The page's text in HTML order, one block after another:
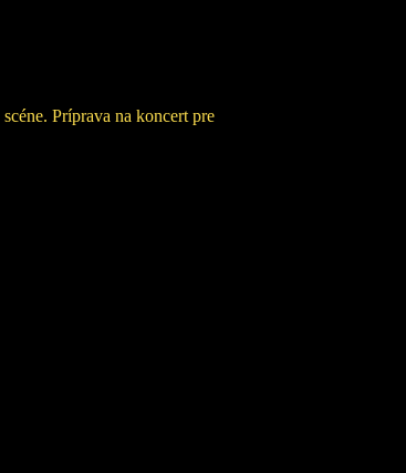
Príprava na koncert pre